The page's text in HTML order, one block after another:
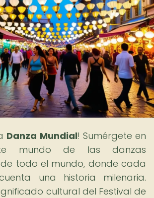
Danza Mundial! Sumérgete en
mundo de las danzas
todo el mundo, donde cada
una historia milenaria.
cultural del Festival de